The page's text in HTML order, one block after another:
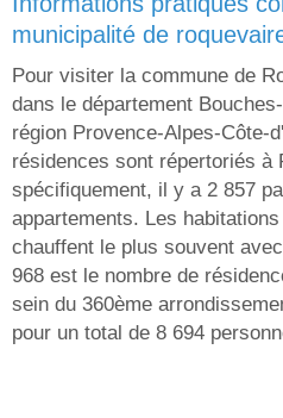
municipalité de
Pour visiter la commune de
dans le département
région Provence-Alpes-Côte-
résidences sont répertoriés à
spécifiquement, il y a 2 857
appartements. Les
chauffent le plus souvent
968 est le nombre de
sein du 360ème
pour un total de 8 694